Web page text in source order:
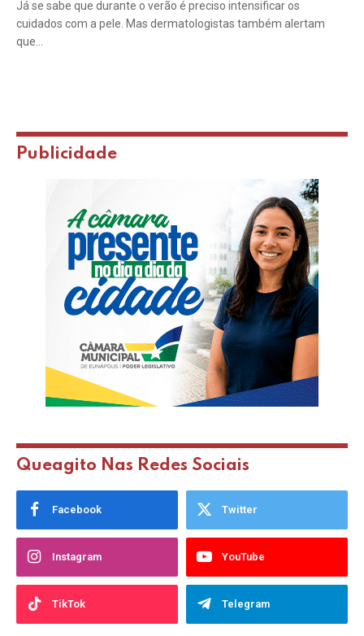
Já se sabe que durante o verão é preciso intensificar os
cuidados com a pele. Mas dermatologistas também alertam
que…
Publicidade
Queagito Nas Redes Sociais
Facebook Twitter
Instagram YouTube
TikTok Telegram